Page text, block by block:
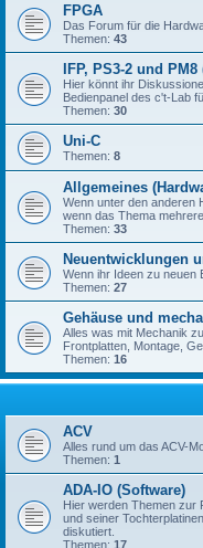
FPGA
Das Forum für die
Themen: 43
IFP, PS3-2 und PM8
Hier könnt ihr
Bedienpanel des c't-Lab
Themen: 30
Uni-C
Themen: 8
Allgemeines
Wenn unter den anderen
wenn das Thema
Themen: 33
Neuentwicklungen
Wenn ihr Ideen zu neuen
Themen: 27
Gehäuse und
Alles was mit Mechanik
Frontplatten, Montage,
Themen: 16
ACV
Alles rund um das ACV-
Themen: 1
ADA-IO (Software)
Hier werden Themen zur
und seiner
diskutiert.
Themen: 17